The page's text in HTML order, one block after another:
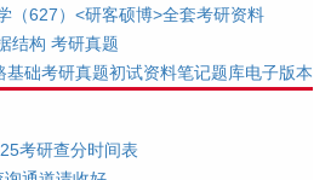
（627）<研客硕博>全套考研资料
结构 考研真题
础考研真题初试资料笔记题库电子版本
考研查分时间表